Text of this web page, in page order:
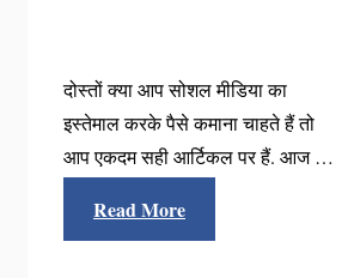
दोस्तों क्या आप सोशल मीडिया का
इस्तेमाल करके पैसे कमाना चाहते हैं तो
आप एकदम सही आर्टिकल पर हैं. आज …
Read More